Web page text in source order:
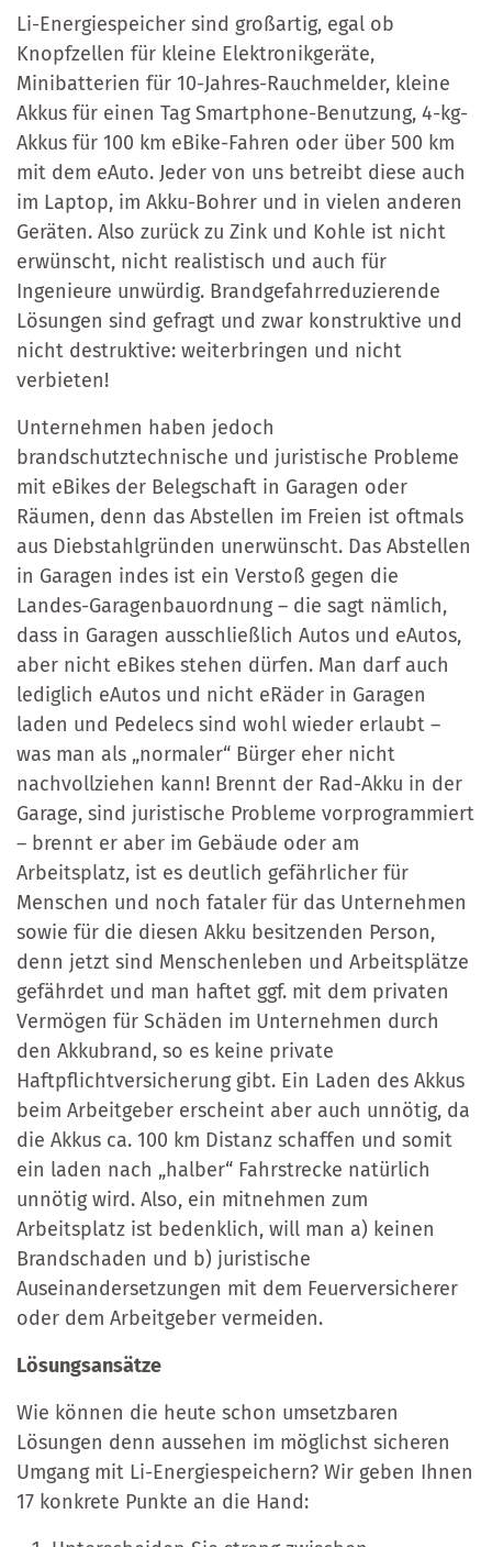
Li-Energiespeicher sind großartig, egal ob
Knopfzellen für kleine Elektronikgeräte,
Minibatterien für 10-Jahres-Rauchmelder, kleine
Akkus für einen Tag Smartphone-Benutzung, 4-kg-
Akkus für 100 km eBike-Fahren oder über 500 km
mit dem eAuto. Jeder von uns betreibt diese auch
im Laptop, im Akku-Bohrer und in vielen anderen
Geräten. Also zurück zu Zink und Kohle ist nicht
erwünscht, nicht realistisch und auch für
Ingenieure unwürdig. Brandgefahrreduzierende
Lösungen sind gefragt und zwar konstruktive und
nicht destruktive: weiterbringen und nicht
verbieten!
Unternehmen haben jedoch
brandschutztechnische und juristische Probleme
mit eBikes der Belegschaft in Garagen oder
Räumen, denn das Abstellen im Freien ist oftmals
aus Diebstahlgründen unerwünscht. Das Abstellen
in Garagen indes ist ein Verstoß gegen die
Landes-Garagenbauordnung – die sagt nämlich,
dass in Garagen ausschließlich Autos und eAutos,
aber nicht eBikes stehen dürfen. Man darf auch
lediglich eAutos und nicht eRäder in Garagen
laden und Pedelecs sind wohl wieder erlaubt –
was man als „normaler“ Bürger eher nicht
nachvollziehen kann! Brennt der Rad-Akku in der
Garage, sind juristische Probleme vorprogrammiert
– brennt er aber im Gebäude oder am
Arbeitsplatz, ist es deutlich gefährlicher für
Menschen und noch fataler für das Unternehmen
sowie für die diesen Akku besitzenden Person,
denn jetzt sind Menschenleben und Arbeitsplätze
gefährdet und man haftet ggf. mit dem privaten
Vermögen für Schäden im Unternehmen durch
den Akkubrand, so es keine private
Haftpflichtversicherung gibt. Ein Laden des Akkus
beim Arbeitgeber erscheint aber auch unnötig, da
die Akkus ca. 100 km Distanz schaffen und somit
ein laden nach „halber“ Fahrstrecke natürlich
unnötig wird. Also, ein mitnehmen zum
Arbeitsplatz ist bedenklich, will man a) keinen
Brandschaden und b) juristische
Auseinandersetzungen mit dem Feuerversicherer
oder dem Arbeitgeber vermeiden.
Lösungsansätze
Wie können die heute schon umsetzbaren
Lösungen denn aussehen im möglichst sicheren
Umgang mit Li-Energiespeichern? Wir geben Ihnen
17 konkrete Punkte an die Hand: